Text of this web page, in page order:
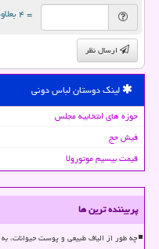
= ۴ بعلاوه ۳
ارسال نظر
لینک دوستان لباس دونی
حوزه های انتخابیه مجلس
فیش حج
قیمت بیسیم موتورولا
پربیننده ترین ها
چه طور از الیاف طبیعی و پوست